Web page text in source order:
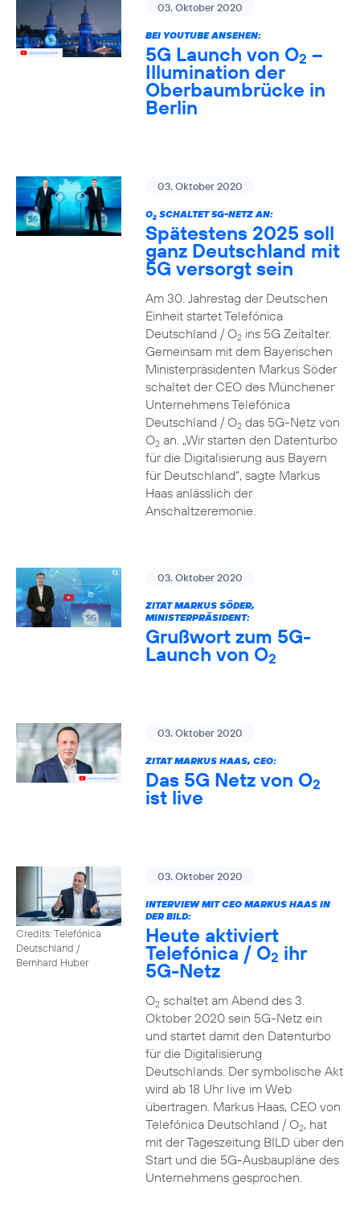
03. Oktober 2020
BEI YOUTUBE ANSEHEN:
5G Launch von O2 –
Illumination der
Oberbaumbrücke in
Berlin
03. Oktober 2020
O2SCHALTET 5G-NETZ AN:
Spätestens 2025 soll
ganz Deutschland mit
5G versorgt sein
Am 30. Jahrestag der Deutschen
Einheit startet Telefónica
Deutschland / O2ins 5G Zeitalter.
Gemeinsam mit dem Bayerischen
Ministerpräsidenten Markus Söder
schaltet der CEO des Münchener
Unternehmens Telefónica
Deutschland / O2das 5G-Netz von
O2an. „Wir starten den Datenturbo
für die Digitalisierung aus Bayern
für Deutschland“, sagte Markus
Haas anlässlich der
Anschaltzeremonie.
03. Oktober 2020
ZITAT MARKUS SÖDER,
MINISTERPRÄSIDENT:
Grußwort zum 5G-
Launch von O2
03. Oktober 2020
ZITAT MARKUS HAAS, CEO:
Das 5G Netz von O2
ist live
Credits: Telefónica
Deutschland /
Bernhard Huber
03. Oktober 2020
INTERVIEW MIT CEO MARKUS HAAS IN
DER BILD:
Heute aktiviert
Telefónica / O2 ihr
5G-Netz
O2schaltet am Abend des 3.
Oktober 2020 sein 5G-Netz ein
und startet damit den Datenturbo
für die Digitalisierung
Deutschlands. Der symbolische Akt
wird ab 18 Uhr live im Web
übertragen. Markus Haas, CEO von
Telefónica Deutschland / O2, hat
mit der Tageszeitung BILD über den
Start und die 5G-Ausbaupläne des
Unternehmens gesprochen.